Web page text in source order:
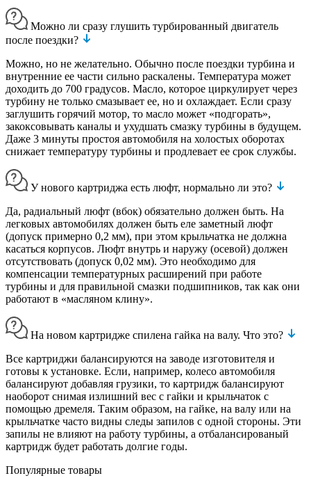
Можно ли сразу глушить турбированный двигатель
после поездки?
Можно, но не желательно. Обычно после поездки турбина и
внутренние ее части сильно раскалены. Температура может
доходить до 700 градусов. Масло, которое циркулирует через
турбину не только смазывает ее, но и охлаждает. Если сразу
заглушить горячий мотор, то масло может «подгорать»,
закоксовывать каналы и ухудшать смазку турбины в будущем.
Даже 3 минуты простоя автомобиля на холостых оборотах
снижает температуру турбины и продлевает ее срок службы.
У нового картриджа есть люфт, нормально ли это?
Да, радиальный люфт (вбок) обязательно должен быть. На
легковых автомобилях должен быть еле заметный люфт
(допуск примерно 0,2 мм), при этом крыльчатка не должна
касаться корпусов. Люфт внутрь и наружу (осевой) должен
отсутствовать (допуск 0,02 мм). Это необходимо для
компенсации температурных расширений при работе
турбины и для правильной смазки подшипников, так как они
работают в «масляном клину».
На новом картридже спилена гайка на валу. Что это?
Все картриджи балансируются на заводе изготовителя и
готовы к установке. Если, например, колесо автомобиля
балансируют добавляя грузики, то картридж балансируют
наоборот снимая излишний вес с гайки и крыльчаток с
помощью дремеля. Таким образом, на гайке, на валу или на
крыльчатке часто видны следы запилов с одной стороны. Эти
запилы не влияют на работу турбины, а отбалансированый
картридж будет работать долгие годы.
Популярные товары